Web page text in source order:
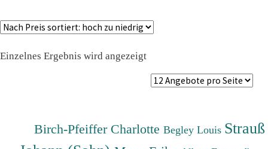
Einzelnes Ergebnis wird angezeigt
Birch-Pfeiffer CharlotteBegley Louis Strauß